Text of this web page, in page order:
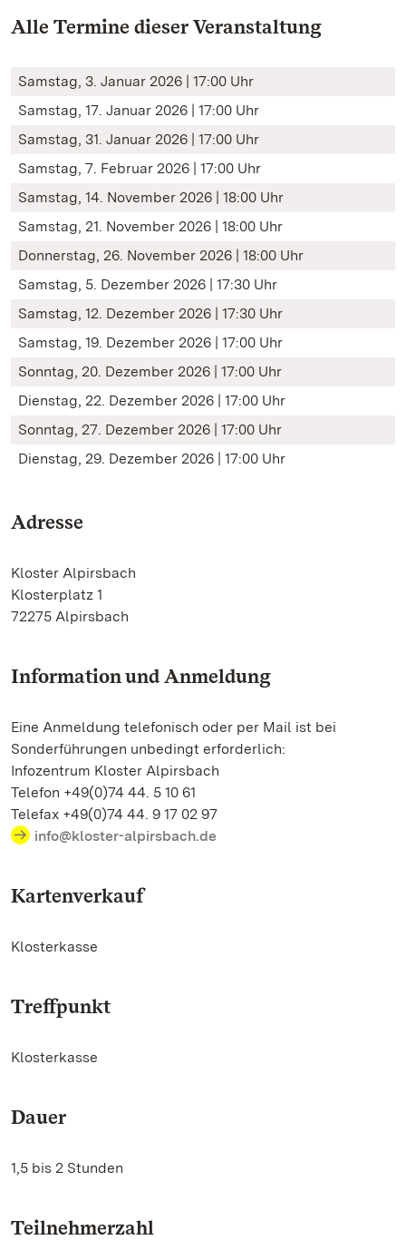
Alle Termine dieser Veranstaltung
Samstag, 3. Januar 2026 | 17:00 Uhr
Samstag, 17. Januar 2026 | 17:00 Uhr
Samstag, 31. Januar 2026 | 17:00 Uhr
Samstag, 7. Februar 2026 | 17:00 Uhr
Samstag, 14. November 2026 | 18:00 Uhr
Samstag, 21. November 2026 | 18:00 Uhr
Donnerstag, 26. November 2026 | 18:00 Uhr
Samstag, 5. Dezember 2026 | 17:30 Uhr
Samstag, 12. Dezember 2026 | 17:30 Uhr
Samstag, 19. Dezember 2026 | 17:00 Uhr
Sonntag, 20. Dezember 2026 | 17:00 Uhr
Dienstag, 22. Dezember 2026 | 17:00 Uhr
Sonntag, 27. Dezember 2026 | 17:00 Uhr
Dienstag, 29. Dezember 2026 | 17:00 Uhr
Adresse
Kloster Alpirsbach
Klosterplatz 1
72275 Alpirsbach
Information und Anmeldung
Eine Anmeldung telefonisch oder per Mail ist bei
Sonderführungen unbedingt erforderlich:
Infozentrum Kloster Alpirsbach
Telefon +49(0)74 44. 5 10 61
Telefax +49(0)74 44. 9 17 02 97
info@kloster-alpirsbach.de
Kartenverkauf
Klosterkasse
Treffpunkt
Klosterkasse
Dauer
1,5 bis 2 Stunden
Teilnehmerzahl